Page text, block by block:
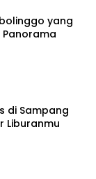
yang
Panorama
di Sampang
Liburanmu